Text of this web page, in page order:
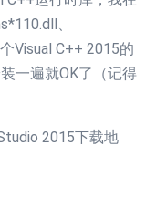
、
Visual C++ 2015的
一遍就OK了（记得
2015下载地